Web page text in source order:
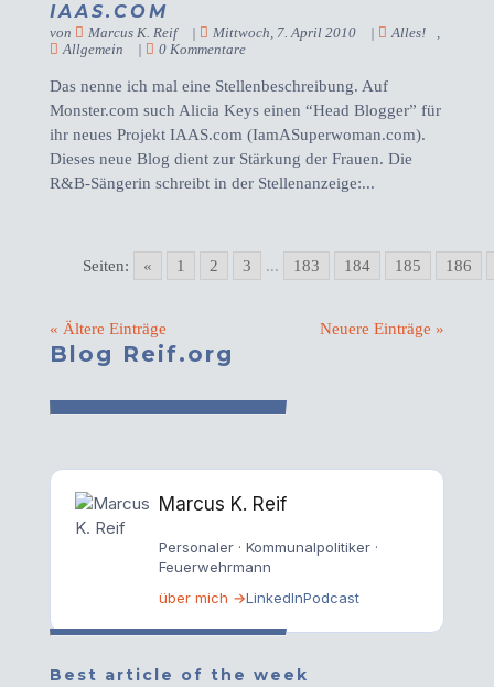
IAAS.COM
von Marcus K. Reif | Mittwoch, 7. April 2010 | Alles!
,
Allgemein
| 0 Kommentare
Das nenne ich mal eine Stellenbeschreibung. Auf
Monster.com such Alicia Keys einen “Head Blogger” für
ihr neues Projekt IAAS.com (IamASuperwoman.com).
Dieses neue Blog dient zur Stärkung der Frauen. Die
R&B-Sängerin schreibt in der Stellenanzeige:...
Seiten: « 1 2 3 ... 183 184 185 186
« Ältere Einträge Neuere Einträge »
Blog Reif.org
Marcus K. Reif
Personaler · Kommunalpolitiker ·
Feuerwehrmann
über mich →LinkedInPodcast
Best article of the week